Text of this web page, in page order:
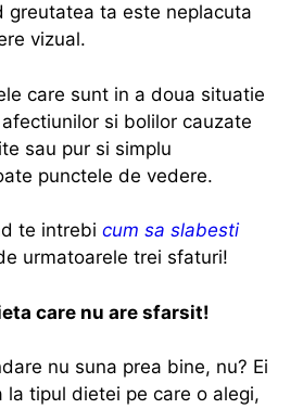
greutatea ta este neplacuta
vizual.
care sunt in a doua situatie
si bolilor cauzate
sau pur si simplu
punctele de vedere.
te intrebi cum sa slabesti
urmatoarele trei sfaturi!
care nu are sfarsit!
nu suna prea bine, nu? Ei
la tipul dietei pe care o alegi,